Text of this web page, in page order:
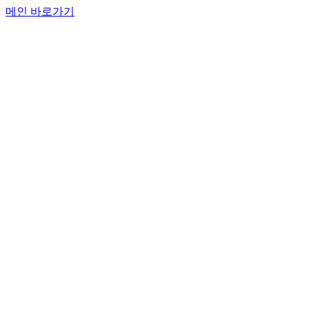
메인 바로가기